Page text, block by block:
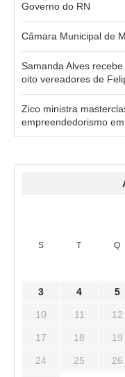
Governo do RN
Câmara Municipal de
Samanda Alves
oito vereadores de
Zico ministra
empreendedorismo
S T Q
3 4 5
10 11 12
17 18 19
24 25 26